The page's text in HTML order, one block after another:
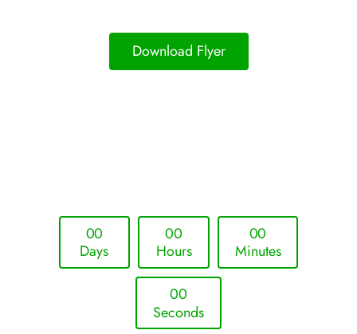
Download Flyer
00
Days
00
Hours
00
Minutes
00
Seconds